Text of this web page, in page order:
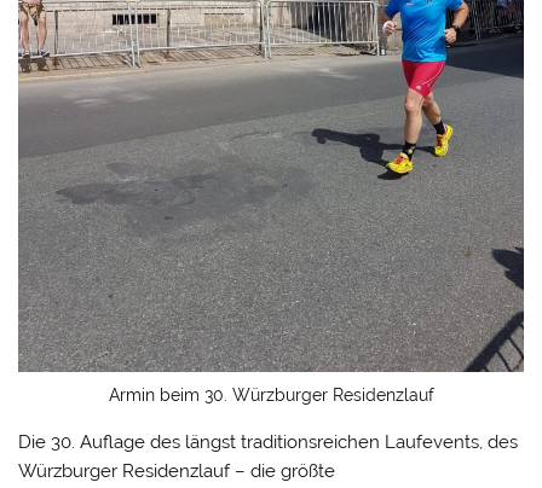
Armin beim 30. Würzburger Residenzlauf
Die 30. Auflage des längst traditionsreichen Laufevents, des
Würzburger Residenzlauf – die größte